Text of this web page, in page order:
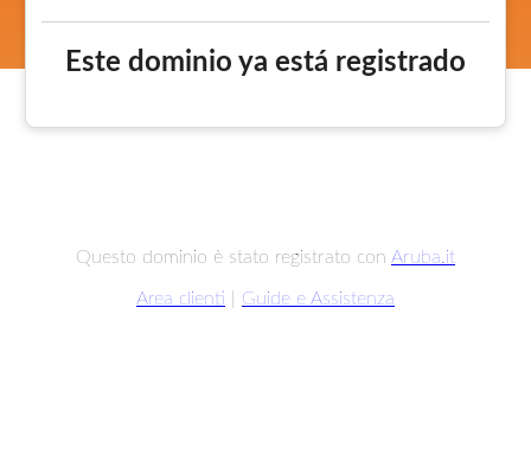
Este dominio ya está registrado
Questo dominio è stato registrato con Aruba.it
Area clienti Guide e Assistenza